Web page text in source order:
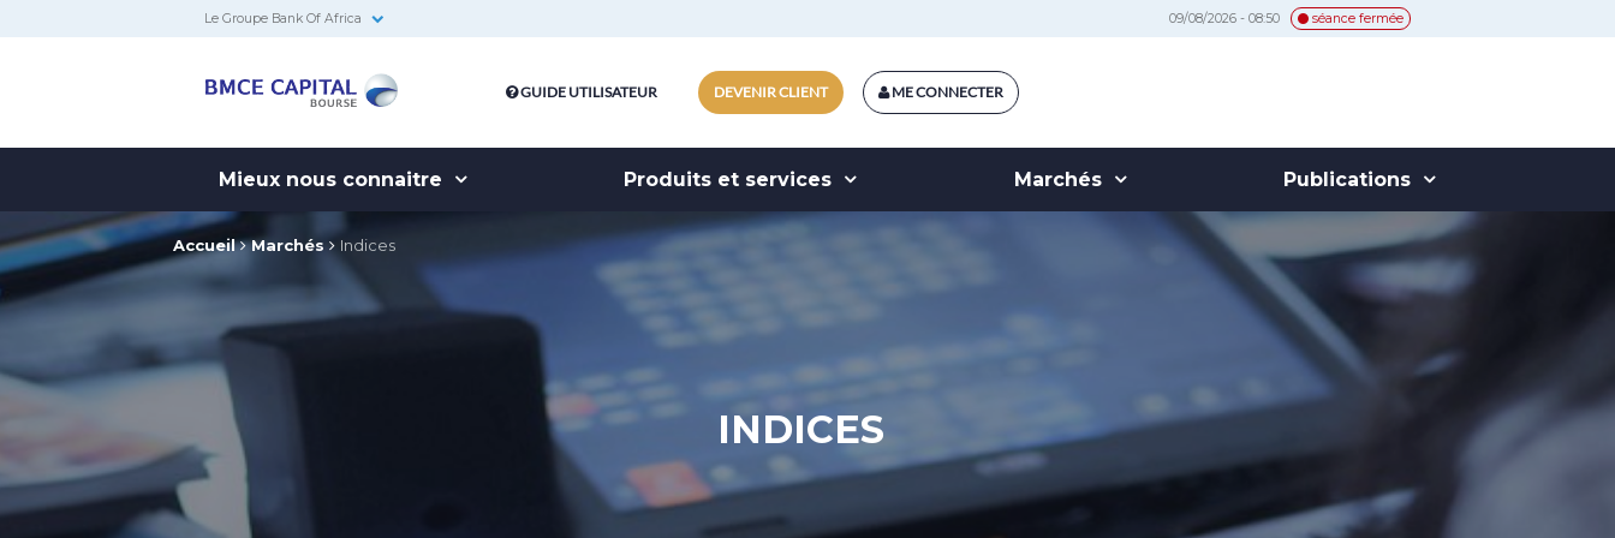
Le Groupe Bank Of Africa 09/08/2026 - 08:50 séance fermée
Bourse
ME CONNECTER
DEVENIR CLIENT
GUIDE UTILISATEUR
Mieux nous connaitre Produits et services Marchés Publications
Accueil Marchés Indices
INDICES